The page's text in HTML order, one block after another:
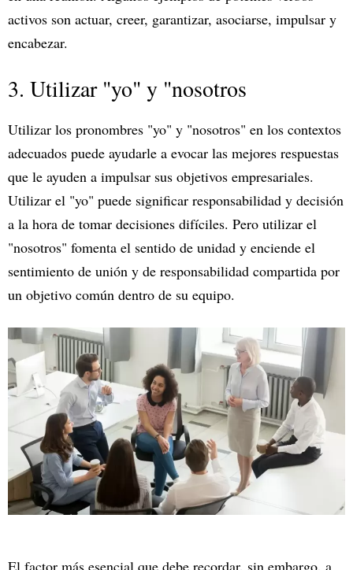
activos son actuar, creer, garantizar, asociarse, impulsar y
encabezar.
3. Utilizar "yo" y "nosotros
Utilizar los pronombres "yo" y "nosotros" en los contextos
adecuados puede ayudarle a evocar las mejores respuestas
que le ayuden a impulsar sus objetivos empresariales.
Utilizar el "yo" puede significar responsabilidad y decisión
a la hora de tomar decisiones difíciles. Pero utilizar el
"nosotros" fomenta el sentido de unidad y enciende el
sentimiento de unión y de responsabilidad compartida por
un objetivo común dentro de su equipo.
El factor más esencial que debe recordar, sin embargo, a